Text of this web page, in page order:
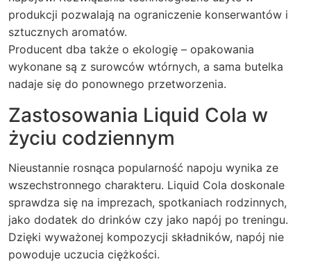
produkcji pozwalają na ograniczenie konserwantów i
sztucznych aromatów.
Producent dba także o ekologię – opakowania
wykonane są z surowców wtórnych, a sama butelka
nadaje się do ponownego przetworzenia.
Zastosowania Liquid Cola w
życiu codziennym
Nieustannie rosnąca popularność napoju wynika ze
wszechstronnego charakteru. Liquid Cola doskonale
sprawdza się na imprezach, spotkaniach rodzinnych,
jako dodatek do drinków czy jako napój po treningu.
Dzięki wyważonej kompozycji składników, napój nie
powoduje uczucia ciężkości.